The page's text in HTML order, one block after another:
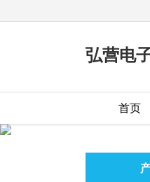
弘营电
首页